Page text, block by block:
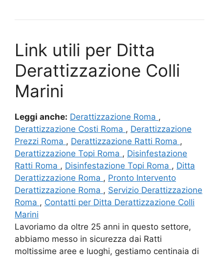
Link utili per Ditta
Derattizzazione Colli
Marini
Leggi anche: Derattizzazione Roma ,
Derattizzazione Costi Roma , Derattizzazione
Prezzi Roma , Derattizzazione Ratti Roma ,
Derattizzazione Topi Roma , Disinfestazione
Ratti Roma , Disinfestazione Topi Roma , Ditta
Derattizzazione Roma , Pronto Intervento
Derattizzazione Roma , Servizio Derattizzazione
Roma , Contatti per Ditta Derattizzazione Colli
Marini
Lavoriamo da oltre 25 anni in questo settore,
abbiamo messo in sicurezza dai Ratti
moltissime aree e luoghi, gestiamo centinaia di